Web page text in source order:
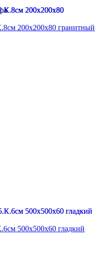
200х200х80 гранитный
500х500х60 гладкий